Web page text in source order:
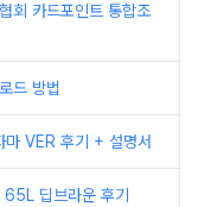
회 카드포인트 통합조
드 방법
마 VER 후기 + 설명서
딥브라운 후기